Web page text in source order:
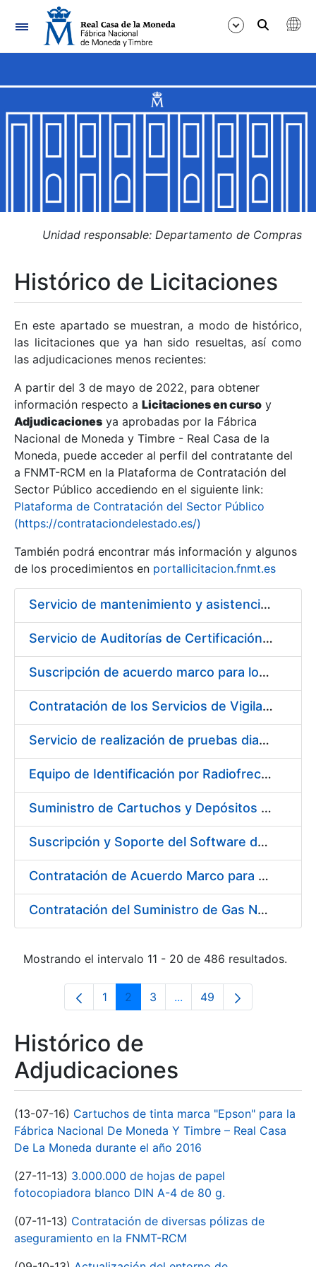
Navegación
Mostrar/Ocultar
Mostrar/Ocultar
Mostrar/Ocultar
Mostrar/Ocultar
Mostrar/Ocultar
Mostrar/Ocultar
Unidad responsable: Departamento de Compras
Histórico de Licitaciones
En este apartado se muestran, a modo de histórico,
las licitaciones que ya han sido resueltas, así como
las adjudicaciones menos recientes:
A partir del 3 de mayo de 2022, para obtener
información respecto a Licitaciones en curso y
Adjudicaciones ya aprobadas por la Fábrica
Nacional de Moneda y Timbre - Real Casa de la
Moneda, puede acceder al perfil del contratante del
a FNMT-RCM en la Plataforma de Contratación del
Sector Público accediendo en el siguiente link:
Plataforma de Contratación del Sector Público
(https://contrataciondelestado.es/)
También podrá encontrar más información y algunos
de los procedimientos en portallicitacion.fnmt.es
Servicio de mantenimiento y asistencia técnica de equipos audiovisuales y alquiler de equipos de sonido y video y de interpretación simultánea en las instalaciones de la FNMT-RCM en Madrid
Servicio de Auditorías de Certificación de los sistemas de gestión de la FNMT-RCM
Suscripción de acuerdo marco para los Servicios de Catering y Almuerzos Protocolarios para eventos celebrados en la Real Casa de la Moneda – Fábrica Nacional de Moneda y Timbre
Contratación de los Servicios de Vigilancia de la Salud Individual y Colectiva y diversas actividades preventivas y sanitarias
Servicio de realización de pruebas diagnósticas de COVID-19
Equipo de Identificación por Radiofrecuencia (RFID)
Suministro de Cartuchos y Depósitos de Tinta Originales para Impresoras
Suscripción y Soporte del Software de Diseño Carveco
Contratación de Acuerdo Marco para el Suministro de Rodamientos y Material de Transmisiones para la Fábrica Nacional de Moneda y Timbre – Real Casa de la Moneda
Contratación del Suministro de Gas Natural para la Fábrica Nacional de Moneda y Timbre – Real Casa de Moneda, en sus centros de trabajo de Madrid y Burgos
Mostrando el intervalo 11 - 20 de 486 resultados.
Página
1 Página
2 Página
3 ...Páginas intermedias Use
Página
49
Histórico de
Adjudicaciones
(13-07-16) Cartuchos de tinta marca "Epson" para la
Fábrica Nacional De Moneda Y Timbre – Real Casa
De La Moneda durante el año 2016
(27-11-13) 3.000.000 de hojas de papel
fotocopiadora blanco DIN A-4 de 80 g.
(07-11-13) Contratación de diversas pólizas de
aseguramiento en la FNMT-RCM